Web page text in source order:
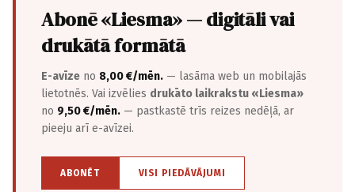
Abonē «Liesma» — digitāli vai
drukātā formātā
E-avīze no 8,00 €/mēn. — lasāma web un mobilajās
lietotnēs. Vai izvēlies drukāto laikrakstu «Liesma»
no 9,50 €/mēn. — pastkastē trīs reizes nedēļā, ar
pieeju arī e-avīzei.
ABONĒT VISI PIEDĀVĀJUMI